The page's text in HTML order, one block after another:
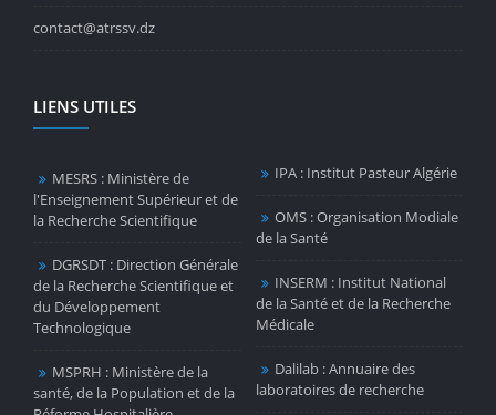
contact@atrssv.dz
LIENS UTILES
MESRS : Ministère de
l'Enseignement Supérieur et de
la Recherche Scientifique
DGRSDT : Direction Générale
de la Recherche Scientifique et
du Développement
Technologique
MSPRH : Ministère de la
santé, de la Population et de la
IPA : Institut Pasteur Algérie
OMS : Organisation Modiale
de la Santé
INSERM : Institut National
de la Santé et de la Recherche
Médicale
Dalilab : Annuaire des
laboratoires de recherche